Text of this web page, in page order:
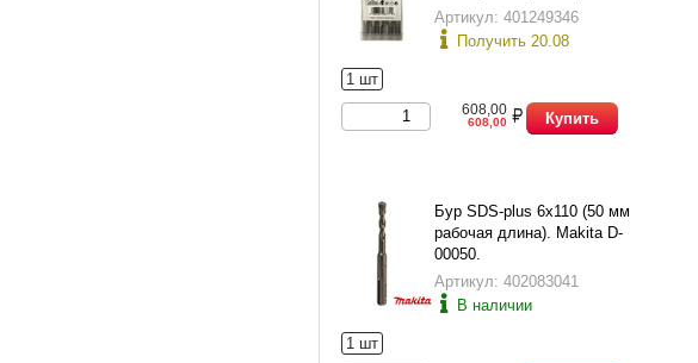
10х160), в пласт. футляре
Артикул: 401249346
Получить 20.08
1 шт
608,00
608,00 Купить
Бур SDS-plus 6х110 (50 мм
рабочая длина). Makita D-
00050.
Артикул: 402083041
В наличии
1 шт